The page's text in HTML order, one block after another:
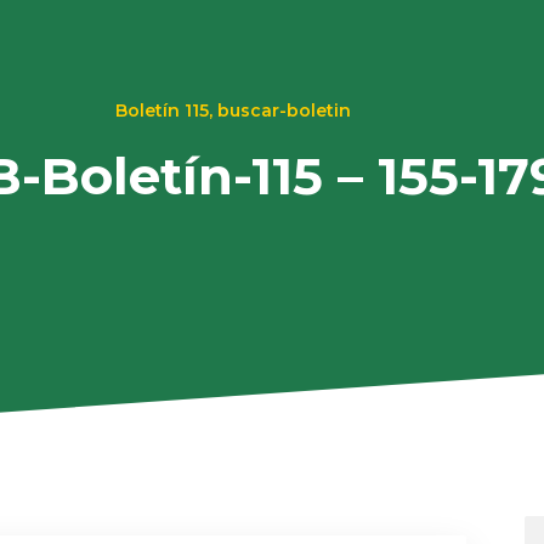
Boletín 115, buscar-boletin
Boletín-115 – 155-